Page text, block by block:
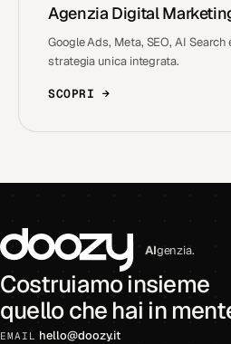
Agenzia Digital
Google Ads, Meta, SEO, AI Search
strategia unica integrata.
SCOPRI →
AIgenzia.
Costruiamo insieme
quello che hai in
EMAIL hello@doozy.it